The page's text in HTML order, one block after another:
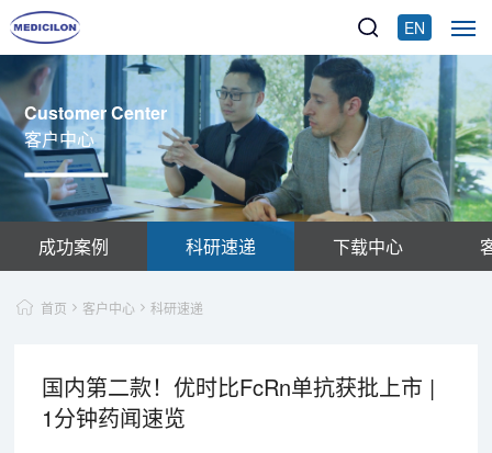
EN
Customer Center
客户中心
成功案例 科研速递 下载中心
首页 客户中心 科研速递
国内第二款！优时比FcRn单抗获批上市 |
1分钟药闻速览